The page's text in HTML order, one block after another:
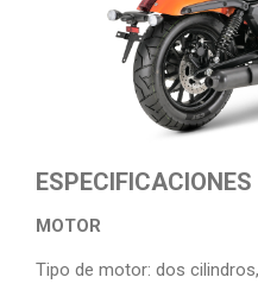
ESPECIFICACIONES
MOTOR
Tipo de motor: dos